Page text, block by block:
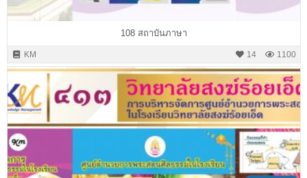
108 สถาบันภาษา
KM 1100
14